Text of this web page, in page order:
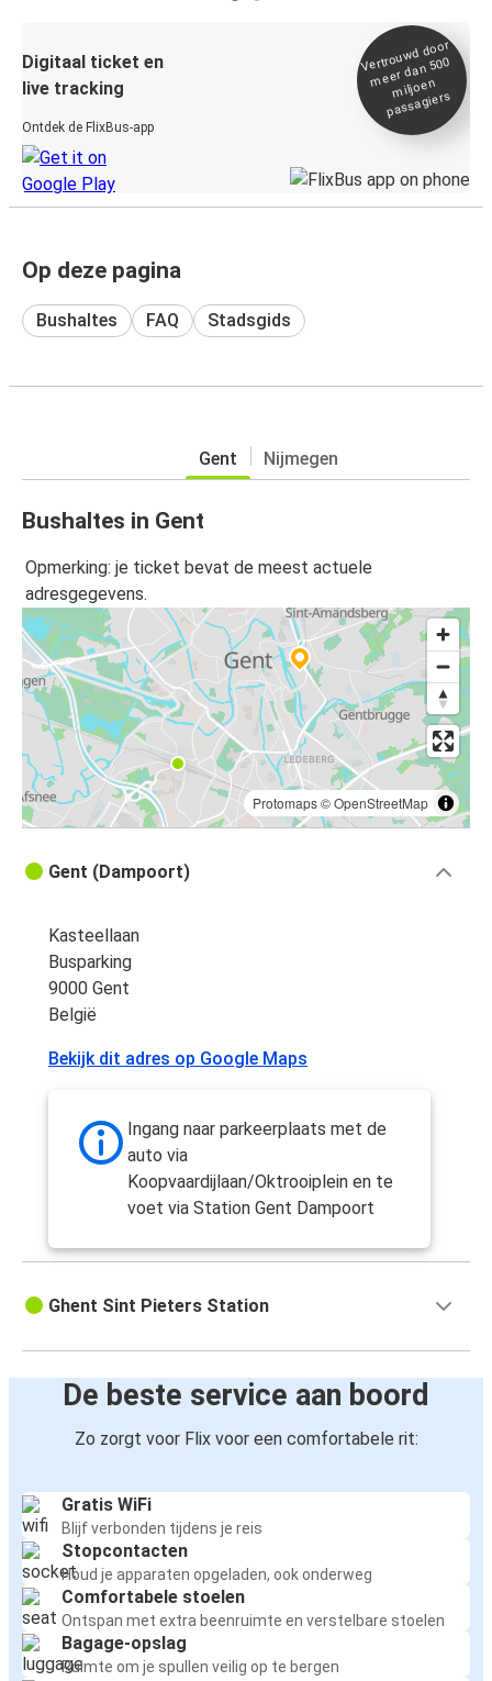
Digitaal ticket en
live tracking
Ontdek de FlixBus-app
Vertrou
wd door
meer dan 500
miljoen
passagiers
Op deze pagina
Bushaltes FAQ Stadsgids
Gent Nijmegen
Bushaltes in Gent
Opmerking: je ticket bevat de meest actuele
adresgegevens.
Protomaps©OpenStreetMap
Gent (Dampoort)
Kasteellaan
Busparking
9000 Gent
België
Bekijk dit adres op Google Maps
Ingang naar parkeerplaats met de
auto via
Koopvaardijlaan/Oktrooiplein en te
voet via Station Gent Dampoort
Ghent Sint Pieters Station
De beste service aan boord
Zo zorgt voor Flix voor een comfortabele rit:
Gratis WiFi
Blijf verbonden tijdens je reis
Stopcontacten
Houd je apparaten opgeladen, ook onderweg
Comfortabele stoelen
Ontspan met extra beenruimte en verstelbare stoelen
Bagage-opslag
Ruimte om je spullen veilig op te bergen